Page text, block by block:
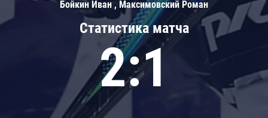
Статистика матча
2:1
Бойкин Иван , Максимовский Роман